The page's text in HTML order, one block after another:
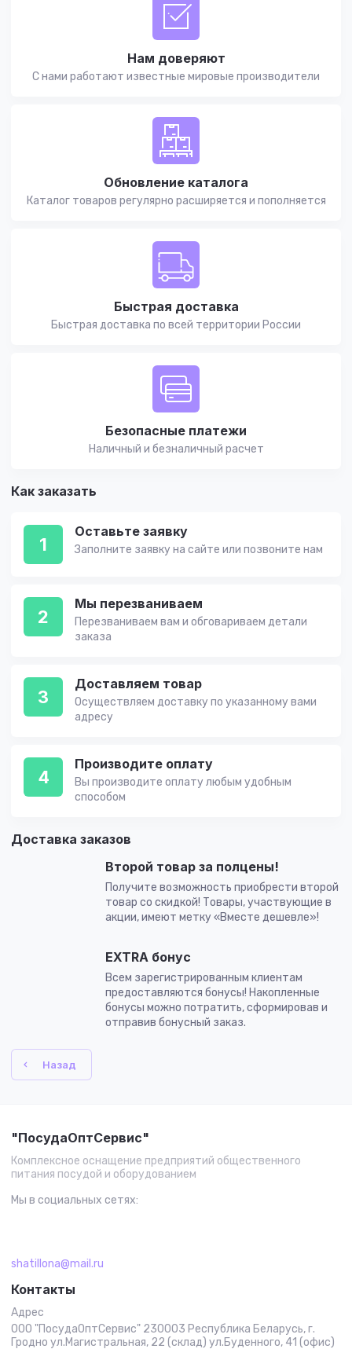
Нам доверяют
С нами работают известные мировые производители
Обновление каталога
Каталог товаров регулярно расширяется и пополняется
Быстрая доставка
Быстрая доставка по всей территории России
Безопасные платежи
Наличный и безналичный расчет
Как заказать
1
Оставьте заявку
Заполните заявку на сайте или позвоните нам
2
Мы перезваниваем
Перезваниваем вам и обговариваем детали
заказа
3
Доставляем товар
Осуществляем доставку по указанному вами
адресу
4
Производите оплату
Вы производите оплату любым удобным
способом
Доставка заказов
Второй товар за полцены!
Получите возможность приобрести второй
товар со скидкой! Товары, участвующие в
акции, имеют метку «Вместе дешевле»!
EXTRA бонус
Всем зарегистрированным клиентам
предоставляются бонусы! Накопленные
бонусы можно потратить, сформировав и
отправив бонусный заказ.
Назад
"ПосудаОптСервис"
Комплексное оснащение предприятий общественного
питания посудой и оборудованием
Мы в социальных сетях:
shatillona@mail.ru
Контакты
Адрес
ООО "ПосудаОптСервис" 230003 Республика Беларусь, г.
Гродно ул.Магистральная, 22 (склад) ул.Буденного, 41 (офис)